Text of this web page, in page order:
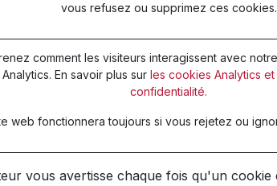
vous refusez ou supprimez ces cookies.
comment les visiteurs interagissent avec
En savoir plus sur les cookies Analytics
confidentialité.
web fonctionnera toujours si vous rejetez ou
vous avertisse chaque fois qu'un